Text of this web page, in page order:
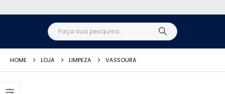
HOME LOJA LIMPEZA VASSOURA